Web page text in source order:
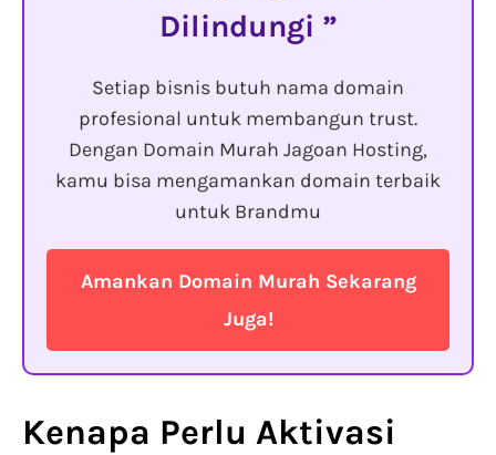
Dilindungi
Setiap bisnis butuh nama domain
profesional untuk membangun trust.
Dengan Domain Murah Jagoan Hosting,
kamu bisa mengamankan domain terbaik
untuk Brandmu
Amankan Domain Murah Sekarang
Juga!
Kenapa Perlu Aktivasi